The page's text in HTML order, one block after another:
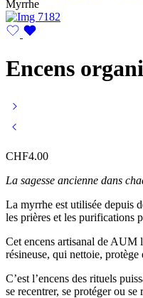
Myrrhe
Encens
CHF4.00
La sagesse ancienne dans
La myrrhe est utilisée depuis
les prières et les purifications
Cet encens artisanal de AUM
résineuse, qui nettoie, protège
C’est l’encens des rituels
se recentrer, se protéger ou se